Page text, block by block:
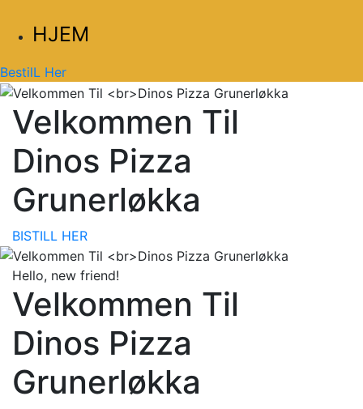
HJEM
BestilL Her
Velkommen Til
Dinos Pizza
Grunerløkka
BISTILL HER
Hello, new friend!
Velkommen Til
Dinos Pizza
Grunerløkka